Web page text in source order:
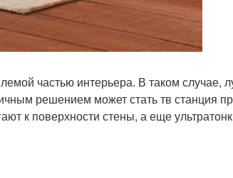
частью интерьера. В таком случае,
решением может стать тв станция
к поверхности стены, а еще